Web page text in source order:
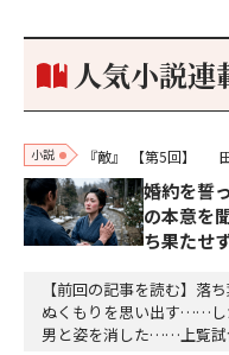
個のサイコロが握られて
人気小説連
小説 『敵』 【第5回】
婚約を誓
の本意を
ち果たせ
【前回の記事を読む】落
ぬくもりを思い出す……し
男と姿を消した……上覧試